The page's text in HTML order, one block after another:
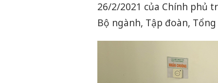
26/2/2021 của Chính phủ
Bộ ngành, Tập đoàn,